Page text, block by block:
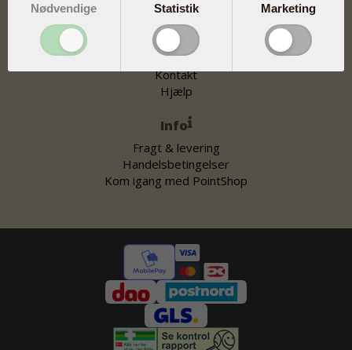
Tilmeld dig vores nyhedsbrev
Returner ordre
Fjernsupport
Job hos Pharma Nord
Kontakt
Hjælp
Info
Fragt & levering
Handelsbetingelser
Kom igang med PointShop
Nødvendige Statistik Marketing